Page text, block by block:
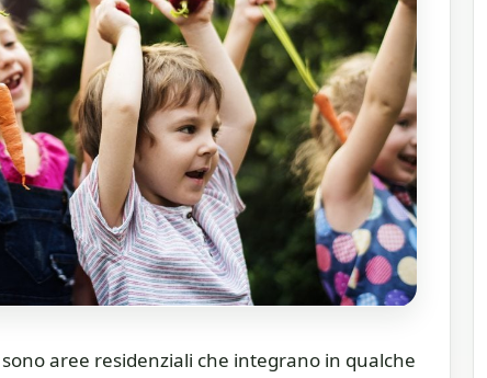
aree residenziali che integrano in qualche